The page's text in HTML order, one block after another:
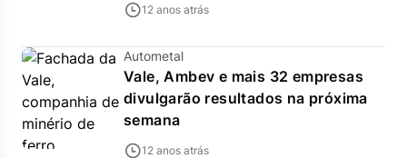
12 anos atrás
Autometal
Vale, Ambev e mais 32 empresas
divulgarão resultados na próxima
semana
12 anos atrás